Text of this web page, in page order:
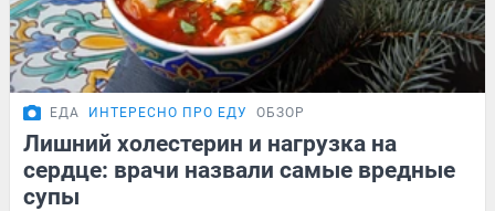
ЕДА ИНТЕРЕСНО ПРО ЕДУ ОБЗОР
Лишний холестерин и нагрузка на
сердце: врачи назвали самые вредные
супы